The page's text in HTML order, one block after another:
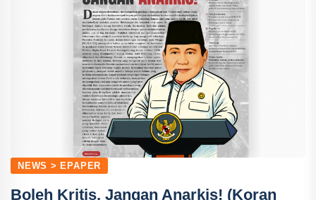
NEWS > EPAPER
Boleh Kritis, Jangan Anarkis! (Koran